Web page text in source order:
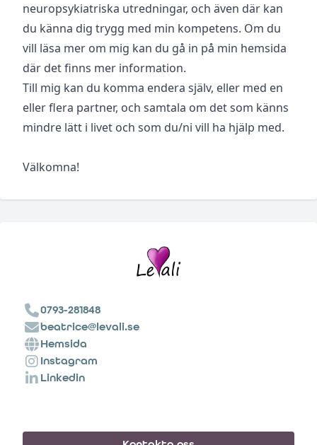
neuropsykiatriska utredningar, och även där kan
du känna dig trygg med min kompetens. Om du
vill läsa mer om mig kan du gå in på min hemsida
där det finns mer information.
Till mig kan du komma endera själv, eller med en
eller flera partner, och samtala om det som känns
mindre lätt i livet och som du/ni vill ha hjälp med.
Välkomna!
0793-281848
beatrice@levali.se
Hemsida
Instagram
Linkedin